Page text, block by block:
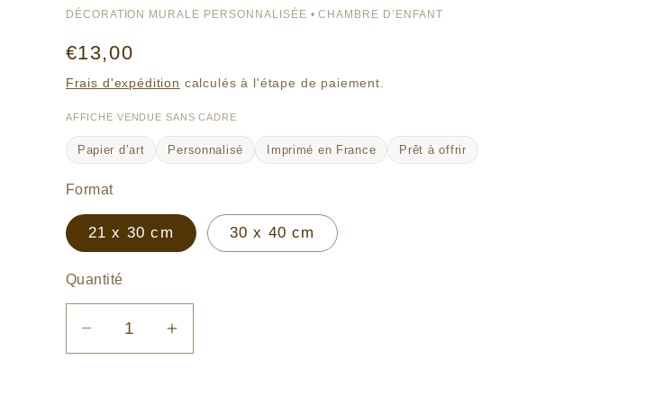
DÉCORATION MURALE PERSONNALISÉE • CHAMBRE D’ENFANT
Prix
habituel
€13,00
Frais d'expédition calculés à l'étape de paiement.
AFFICHE VENDUE SANS CADRE
Papier d’art Personnalisé Imprimé en France Prêt à offrir
Format
21 x 30 cm 30 x 40 cm
Quantité
Réduire
la
Augmenter
la